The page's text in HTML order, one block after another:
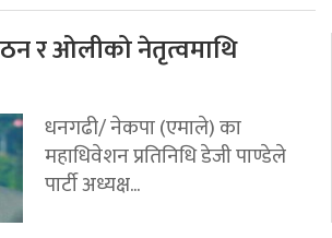
र ओलीको नेतृत्वमाथि
धनगढी/ नेकपा (एमाले) का
महाधिवेशन प्रतिनिधि डेजी पाण्डेले
पार्टी अध्यक्ष...